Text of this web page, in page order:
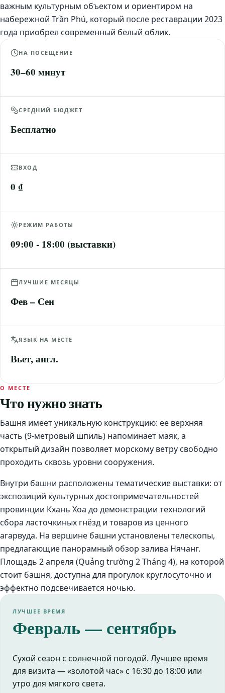
важным культурным объектом и ориентиром на
набережной Trần Phú, который после реставрации 2023
года приобрел современный белый облик.
НА ПОСЕЩЕНИЕ
30–60 минут
СРЕДНИЙ БЮДЖЕТ
Бесплатно
ВХОД
0 ₫
РЕЖИМ РАБОТЫ
09:00 - 18:00 (выставки)
ЛУЧШИЕ МЕСЯЦЫ
Фев – Сен
ЯЗЫК НА МЕСТЕ
Вьет, англ.
О МЕСТЕ
Что нужно знать
Башня имеет уникальную конструкцию: ее верхняя
часть (9-метровый шпиль) напоминает маяк, а
открытый дизайн позволяет морскому ветру свободно
проходить сквозь уровни сооружения.
Внутри башни расположены тематические выставки: от
экспозиций культурных достопримечательностей
провинции Кхань Хоа до демонстрации технологий
сбора ласточкиных гнёзд и товаров из ценного
агарвуда. На вершине башни установлены телескопы,
предлагающие панорамный обзор залива Нячанг.
Площадь 2 апреля (Quảng trường 2 Tháng 4), на которой
стоит башня, доступна для прогулок круглосуточно и
эффектно подсвечивается ночью.
ЛУЧШЕЕ ВРЕМЯ
Февраль — сентябрь
Сухой сезон с солнечной погодой. Лучшее время
для визита — «золотой час» с 16:30 до 18:00 или
утро для мягкого света.